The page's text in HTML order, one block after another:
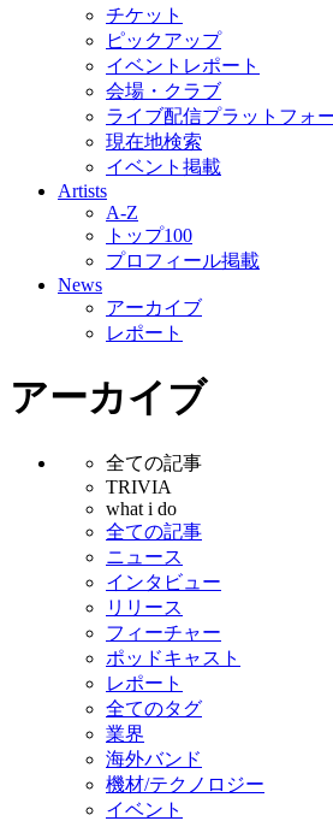
チケット
ピックアップ
イベントレポート
会場・クラブ
ライブ配信プラットフォ
現在地検索
イベント掲載
Artists
A-Z
トップ100
プロフィール掲載
News
アーカイブ
レポート
アーカイブ
全ての記事
TRIVIA
what i do
全ての記事
ニュース
インタビュー
リリース
フィーチャー
ポッドキャスト
レポート
全てのタグ
業界
海外バンド
機材/テクノロジー
イベント